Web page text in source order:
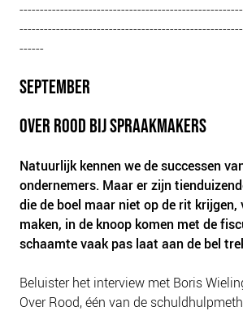
------
SEPTEMBER
OVER ROOD BIJ SPRAAKMAKERS
Natuurlijk kennen we de successen
ondernemers. Maar er zijn
die de boel maar niet op de rit krijgen,
maken, in de knoop komen met de
schaamte vaak pas laat aan de bel
Beluister het interview met Boris
Over Rood, één van de